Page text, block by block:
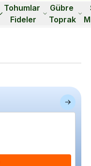
Tohumlar
Fideler
Gübre
Toprak